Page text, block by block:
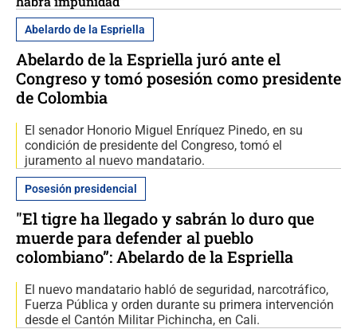
Abelardo de la Espriella
Abelardo de la Espriella juró ante el
Congreso y tomó posesión como presidente
de Colombia
El senador Honorio Miguel Enríquez Pinedo, en su
condición de presidente del Congreso, tomó el
juramento al nuevo mandatario.
Posesión presidencial
"El tigre ha llegado y sabrán lo duro que
muerde para defender al pueblo
colombiano”: Abelardo de la Espriella
El nuevo mandatario habló de seguridad, narcotráfico,
Fuerza Pública y orden durante su primera intervención
desde el Cantón Militar Pichincha, en Cali.